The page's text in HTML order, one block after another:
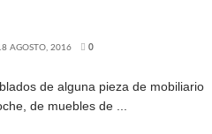
AGOSTO, 2016 0
de alguna pieza de mobiliario
de muebles de ...